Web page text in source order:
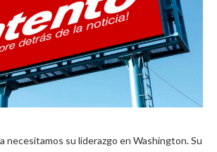
necesitamos su liderazgo en Washington. Su